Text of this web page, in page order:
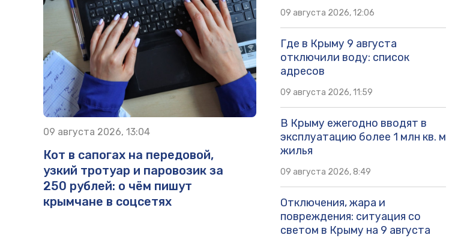
09 августа 2026, 13:04
Кот в сапогах на передовой,
узкий тротуар и паровозик за
250 рублей: о чём пишут
крымчане в соцсетях
09 августа 2026, 12:06
Где в Крыму 9 августа
отключили воду: список
адресов
09 августа 2026, 11:59
В Крыму ежегодно вводят в
эксплуатацию более 1 млн кв. м
жилья
09 августа 2026, 8:49
Отключения, жара и
повреждения: ситуация со
светом в Крыму на 9 августа